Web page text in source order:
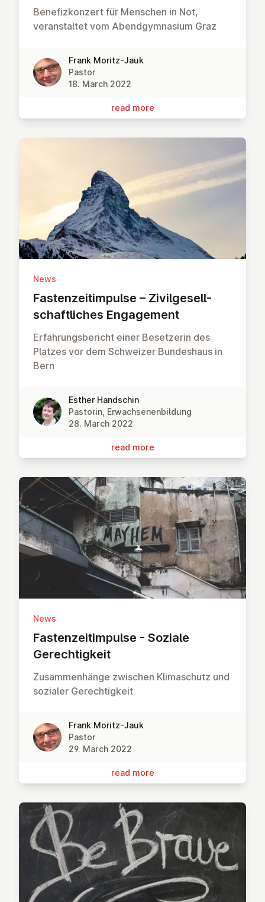
Benefizkonzert für Menschen in Not,
veranstaltet vom Abendgymnasium Graz
Frank Moritz-Jauk
Pastor
18. March 2022
read more
News
Fasten­zei­tim­pulse – Zivil­gesell­
schaft­liches En­gage­ment
Erfahrungsbericht einer Besetzerin des
Platzes vor dem Schweizer Bundeshaus in
Bern
Esther Handschin
Pastorin, Erwachsenenbildung
28. March 2022
read more
News
Fasten­zei­tim­pulse - Soziale
Gerechtigkeit
Zusammenhänge zwischen Klimaschutz und
sozialer Gerechtigkeit
Frank Moritz-Jauk
Pastor
29. March 2022
read more